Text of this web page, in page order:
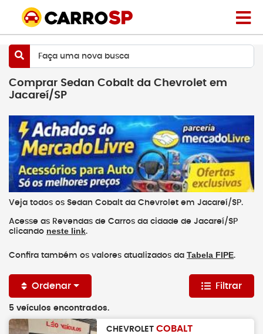
Faça uma nova busca
Comprar Sedan Cobalt da Chevrolet em
Jacareí/SP
Veja todos os Sedan Cobalt da Chevrolet em Jacareí/SP.
Acesse as Revendas de Carros da cidade de Jacareí/SP
clicando neste link.
Confira também os valores atualizados da Tabela FIPE.
Ordenar Filtrar
5 veículos encontrados.
CHEVROLET COBALT